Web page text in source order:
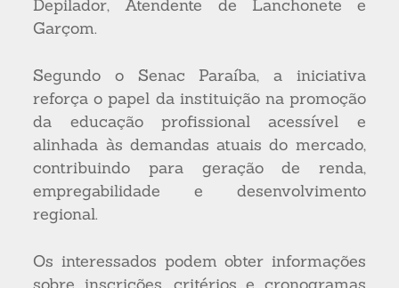
Depilador, Atendente de Lanchonete e
Garçom.
Segundo o Senac Paraíba, a iniciativa
reforça o papel da instituição na promoção
da educação profissional acessível e
alinhada às demandas atuais do mercado,
contribuindo para geração de renda,
empregabilidade e desenvolvimento
regional.
Os interessados podem obter informações
sobre inscrições, critérios e cronogramas